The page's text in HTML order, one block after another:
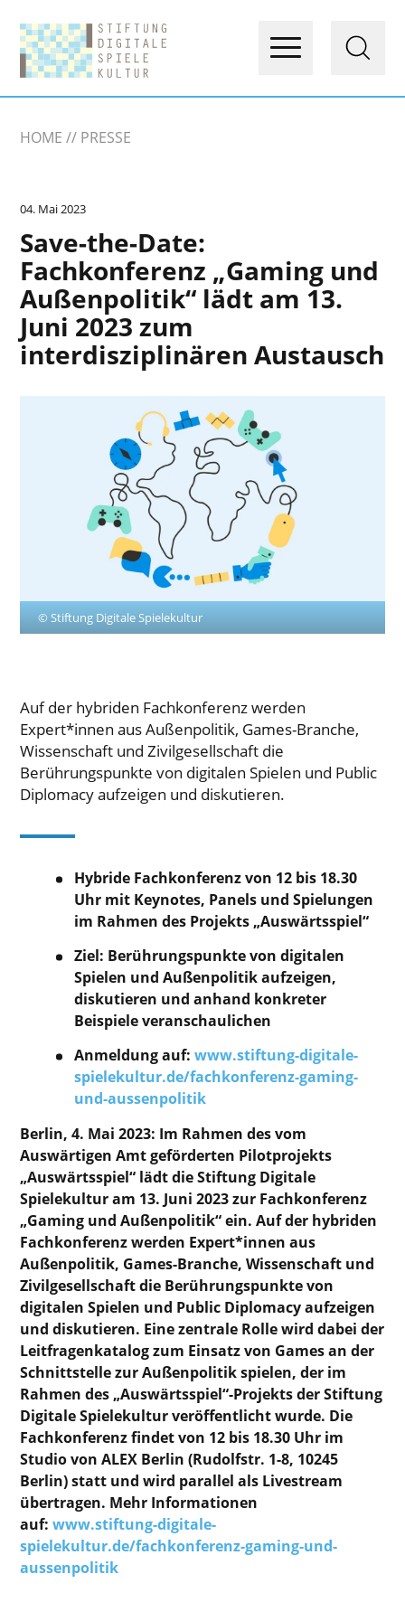
HOME PRESSE
04. Mai 2023
Save-the-Date:
Fachkonferenz „Gaming und
Außenpolitik“ lädt am 13.
Juni 2023 zum
interdisziplinären Austausch
© Stiftung Digitale Spielekultur
Auf der hybriden Fachkonferenz werden
Expert*innen aus Außenpolitik, Games-Branche,
Wissenschaft und Zivilgesellschaft die
Berührungspunkte von digitalen Spielen und Public
Diplomacy aufzeigen und diskutieren.
Hybride Fachkonferenz von 12 bis 18.30
Uhr mit Keynotes, Panels und Spielungen
im Rahmen des Projekts „Auswärtsspiel“
Ziel: Berührungspunkte von digitalen
Spielen und Außenpolitik aufzeigen,
diskutieren und anhand konkreter
Beispiele veranschaulichen
Anmeldung auf:www.stiftung-digitale-
spielekultur.de/fachkonferenz-gaming-
und-aussenpolitik
Berlin, 4. Mai 2023: Im Rahmen des vom
Auswärtigen Amt geförderten Pilotprojekts
„Auswärtsspiel“ lädt die Stiftung Digitale
Spielekultur am 13. Juni 2023 zur Fachkonferenz
„Gaming und Außenpolitik“ ein. Auf der hybriden
Fachkonferenz werden Expert*innen aus
Außenpolitik, Games-Branche, Wissenschaft und
Zivilgesellschaft die Berührungspunkte von
digitalen Spielen und Public Diplomacy aufzeigen
und diskutieren. Eine zentrale Rolle wird dabei der
Leitfragenkatalog zum Einsatz von Games an der
Schnittstelle zur Außenpolitik spielen, der im
Rahmen des „Auswärtsspiel“-Projekts der Stiftung
Digitale Spielekultur veröffentlicht wurde. Die
Fachkonferenz findet von 12 bis 18.30 Uhr im
Studio von ALEX Berlin (Rudolfstr. 1-8, 10245
Berlin) statt und wird parallel als Livestream
übertragen. Mehr Informationen
auf:www.stiftung-digitale-
spielekultur.de/fachkonferenz-gaming-und-
aussenpolitik